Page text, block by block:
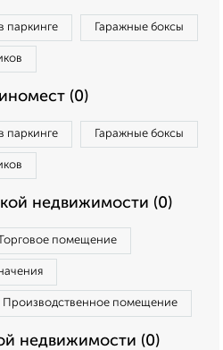
паркинге Гаражные боксы
(0)
паркинге Гаражные боксы
недвижимости (0)
помещение
Производственное помещение
недвижимости (0)